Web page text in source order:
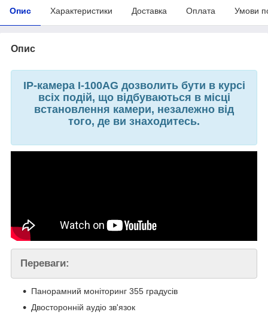
Опис Характеристики Доставка Оплата Умови
Опис
IP-камера I-100AG дозволить бути в курсі
всіх подій, що відбуваються в місці
встановлення камери, незалежно від
того, де ви знаходитесь.
Переваги:
Панорамний моніторинг 355 градусів
Двосторонній аудіо зв'язок